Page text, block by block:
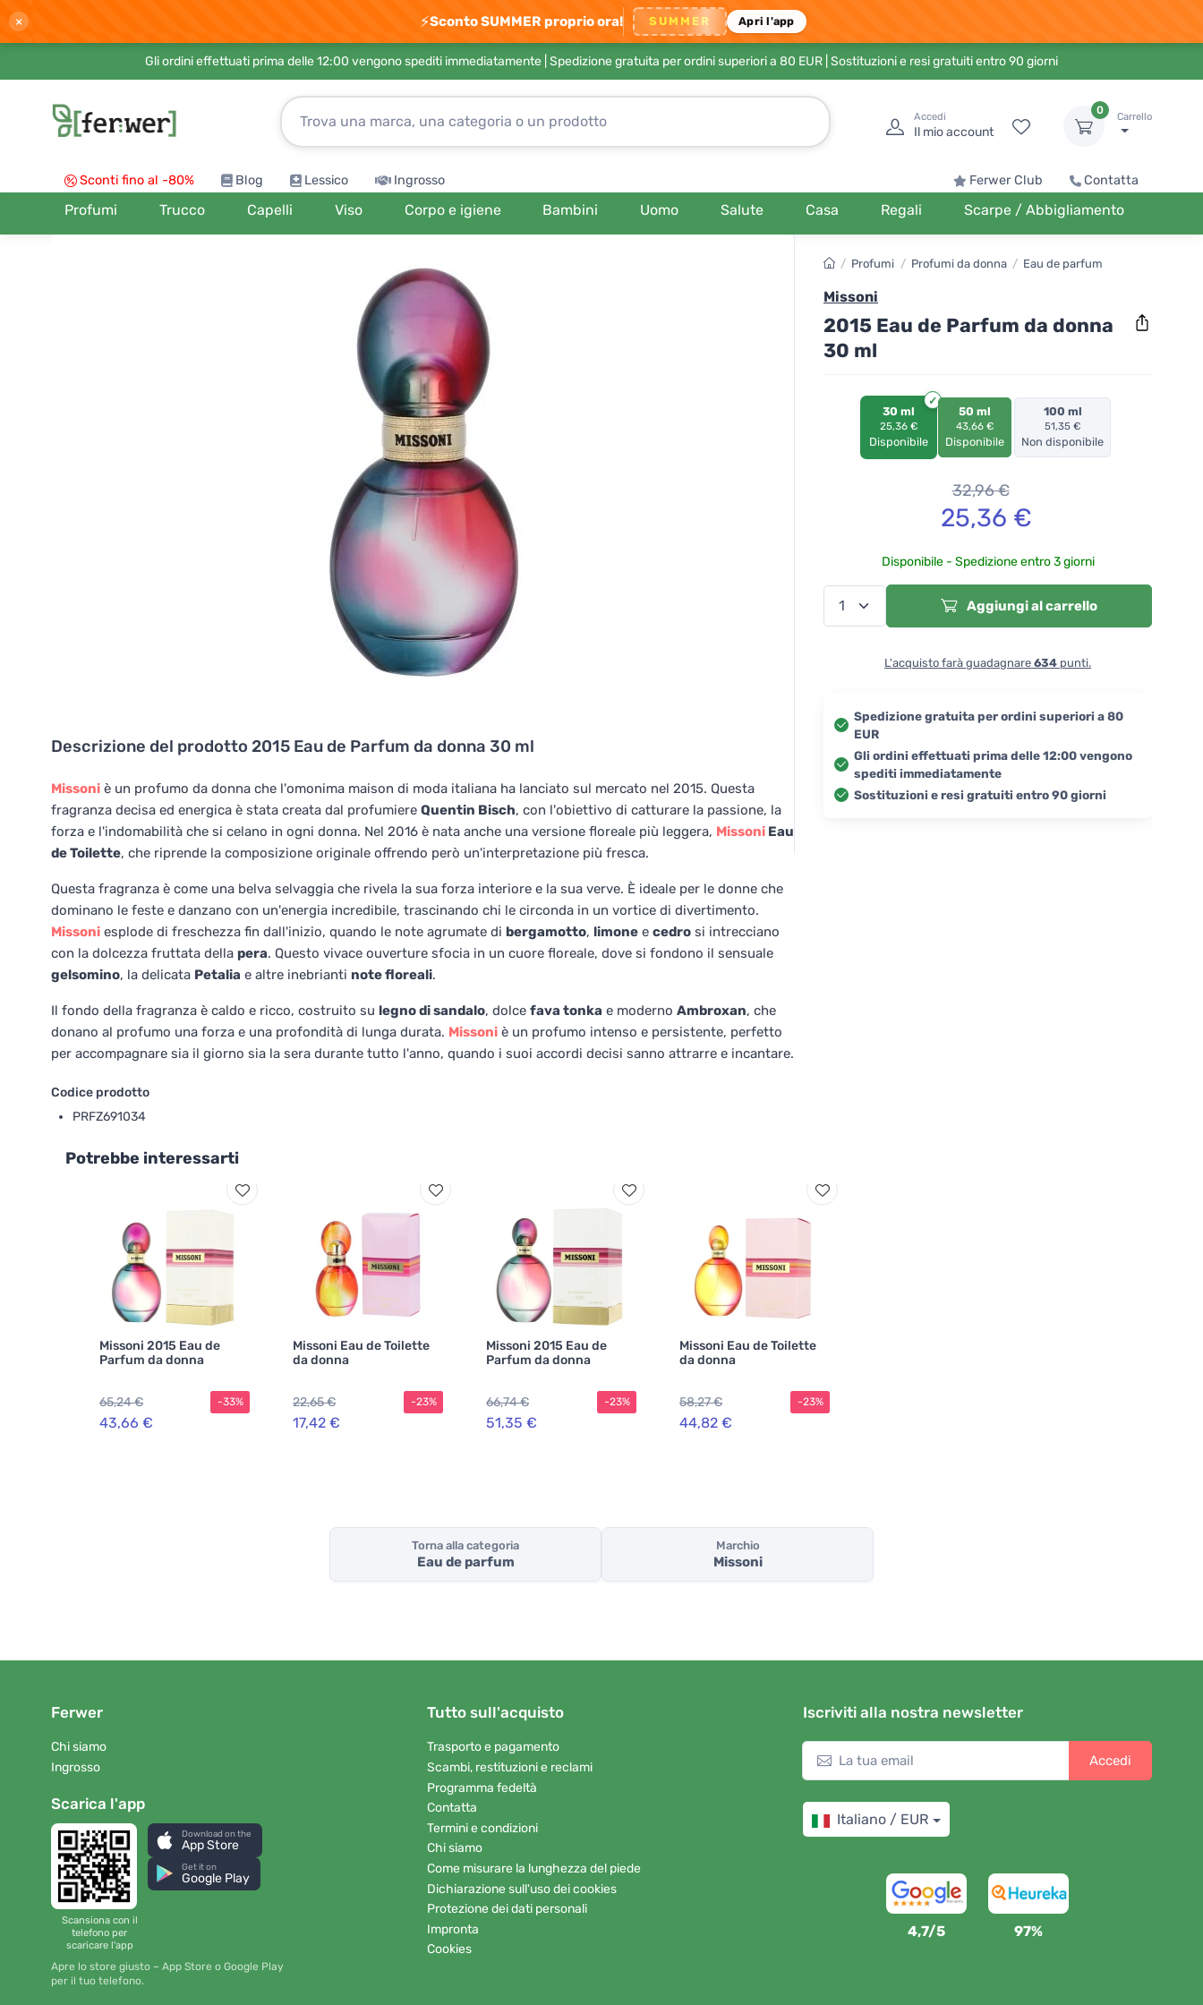
× ⚡Sconto SUMMER proprio ora! SUMMER Apri l'app
Gli ordini effettuati prima delle 12:00 vengono spediti immediatamente | Spedizione gratuita per ordini superiori a 80 EUR | Sostituzioni e resi gratuiti entro 90 giorni
Accedi
Il mio account
0
Carrello
Sconti fino al -80% Blog Lessico Ingrosso Ferwer Club Contatta
Profumi Trucco Capelli Viso Corpo e igiene Bambini Uomo Salute Casa Regali Scarpe / Abbigliamento
Descrizione del prodotto 2015 Eau de Parfum da donna 30 ml
Missoni è un profumo da donna che l'omonima maison di moda italiana ha lanciato sul mercato nel 2015. Questa
fragranza decisa ed energica è stata creata dal profumiere Quentin Bisch, con l'obiettivo di catturare la passione, la
forza e l'indomabilità che si celano in ogni donna. Nel 2016 è nata anche una versione floreale più leggera, Missoni Eau
de Toilette, che riprende la composizione originale offrendo però un'interpretazione più fresca.
Questa fragranza è come una belva selvaggia che rivela la sua forza interiore e la sua verve. È ideale per le donne che
dominano le feste e danzano con un'energia incredibile, trascinando chi le circonda in un vortice di divertimento.
Missoni esplode di freschezza fin dall'inizio, quando le note agrumate di bergamotto, limone e cedro si intrecciano
con la dolcezza fruttata della pera. Questo vivace ouverture sfocia in un cuore floreale, dove si fondono il sensuale
gelsomino, la delicata Petalia e altre inebrianti note floreali.
Il fondo della fragranza è caldo e ricco, costruito su legno di sandalo, dolce fava tonka e moderno Ambroxan, che
donano al profumo una forza e una profondità di lunga durata. Missoni è un profumo intenso e persistente, perfetto
per accompagnare sia il giorno sia la sera durante tutto l'anno, quando i suoi accordi decisi sanno attrarre e incantare.
Codice prodotto
PRFZ691034
/ Profumi / Profumi da donna / Eau de parfum
Missoni
2015 Eau de Parfum da donna
30 ml
30 ml
25,36 €
Disponibile
50 ml
43,66 €
Disponibile
100 ml
51,35 €
Non disponibile
32,96€
25,36 €
Disponibile - Spedizione entro 3 giorni
Aggiungi al carrello
L'acquisto farà guadagnare 634 punti.
Spedizione gratuita per ordini superiori a 80
EUR
Gli ordini effettuati prima delle 12:00 vengono
spediti immediatamente
Sostituzioni e resi gratuiti entro 90 giorni
Potrebbe interessarti
Missoni 2015 Eau de
Parfum da donna
65,24 €
43,66 €
-33%
Missoni Eau de Toilette
da donna
22,65 €
17,42 €
-23%
Missoni 2015 Eau de
Parfum da donna
66,74 €
51,35 €
-23%
Missoni Eau de Toilette
da donna
58,27 €
44,82 €
-23%
Torna alla categoria
Eau de parfum
Marchio
Missoni
Ferwer
Chi siamo
Ingrosso
Scarica l'app
Scansiona con il
telefono per
scaricare l'app
Download on the
App Store
Get it on
Google Play
Apre lo store giusto – App Store o Google Play
per il tuo telefono.
Tutto sull'acquisto
Trasporto e pagamento
Scambi, restituzioni e reclami
Programma fedeltà
Contatta
Termini e condizioni
Chi siamo
Come misurare la lunghezza del piede
Dichiarazione sull'uso dei cookies
Protezione dei dati personali
Impronta
Cookies
Iscriviti alla nostra newsletter
Accedi
Italiano / EUR
4,7/5 97%